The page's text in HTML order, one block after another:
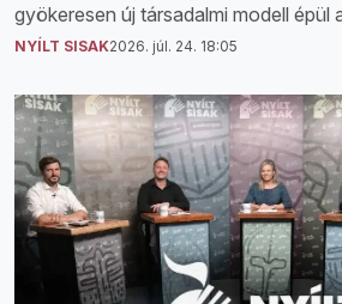
gyökeresen új társadalmi modell épül
NYÍLT SISAK2026. júl. 24. 18:05